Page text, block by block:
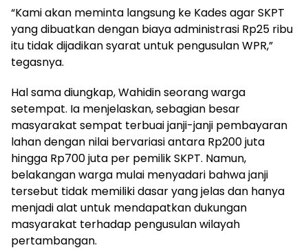
“Kami akan meminta langsung ke Kades agar SKPT
yang dibuatkan dengan biaya administrasi Rp25 ribu
itu tidak dijadikan syarat untuk pengusulan WPR,”
tegasnya.
Hal sama diungkap, Wahidin seorang warga
setempat. Ia menjelaskan, sebagian besar
masyarakat sempat terbuai janji-janji pembayaran
lahan dengan nilai bervariasi antara Rp200 juta
hingga Rp700 juta per pemilik SKPT. Namun,
belakangan warga mulai menyadari bahwa janji
tersebut tidak memiliki dasar yang jelas dan hanya
menjadi alat untuk mendapatkan dukungan
masyarakat terhadap pengusulan wilayah
pertambangan.